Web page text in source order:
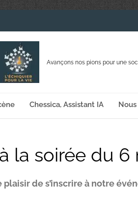
Avançons nos pions pour une
Chessica, Assistant IA
la soirée du 6
de s’inscrire à notre